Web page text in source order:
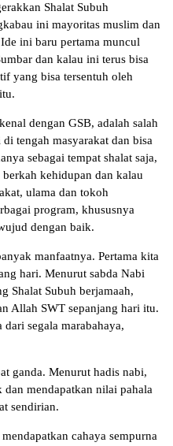
Shalat Subuh
ini mayoritas muslim dan
ini baru pertama muncul
dan kalau ini terus bisa
yang bisa tersentuh oleh
dengan GSB, adalah salah
tengah masyarakat dan bisa
sebagai tempat shalat saja,
kehidupan dan kalau
ulama dan tokoh
program, khususnya
dengan baik.
manfaatnya. Pertama kita
hari. Menurut sabda Nabi
Shalat Subuh berjamaah,
Allah SWT sepanjang hari itu.
segala marabahaya,
ganda. Menurut hadis nabi,
mendapatkan nilai pahala
sendirian.
cahaya sempurna